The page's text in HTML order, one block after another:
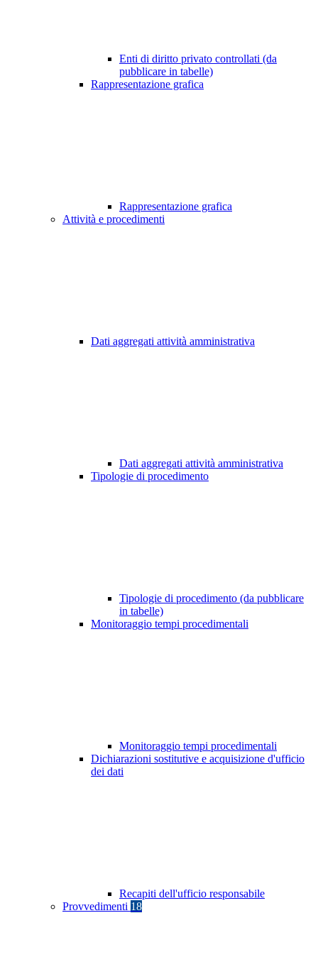
Enti di diritto privato controllati (da
pubblicare in tabelle)
Rappresentazione grafica
Rappresentazione grafica
Attività e procedimenti
Dati aggregati attività amministrativa
Dati aggregati attività amministrativa
Tipologie di procedimento
Tipologie di procedimento (da pubblicare
in tabelle)
Monitoraggio tempi procedimentali
Monitoraggio tempi procedimentali
Dichiarazioni sostitutive e acquisizione d'ufficio
dei dati
Recapiti dell'ufficio responsabile
Provvedimenti 18